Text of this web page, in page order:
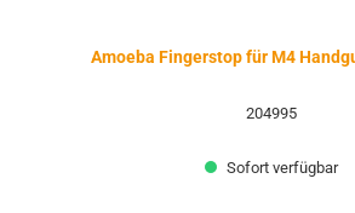
Amoeba Fingerstop für M4
204995
Sofort verfügbar